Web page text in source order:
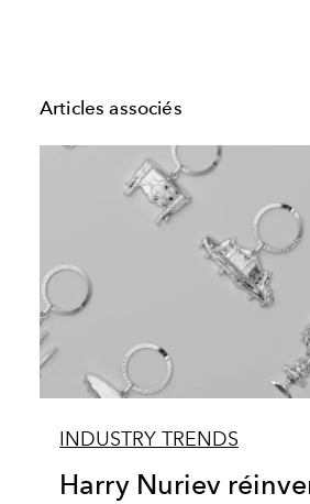
Articles associés
INDUSTRY TRENDS
Harry Nuriev